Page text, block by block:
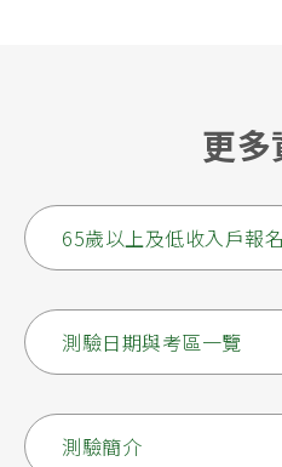
更多
65歲以上及低收入戶報名
測驗日期與考區一覽
測驗簡介